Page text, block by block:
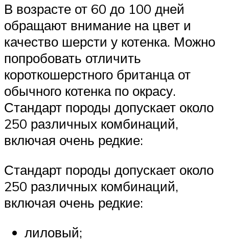
В возрасте от 60 до 100 дней
обращают внимание на цвет и
качество шерсти у котенка. Можно
попробовать отличить
короткошерстного британца от
обычного котенка по окрасу.
Стандарт породы допускает около
250 различных комбинаций,
включая очень редкие:
Стандарт породы допускает около
250 различных комбинаций,
включая очень редкие:
лиловый;